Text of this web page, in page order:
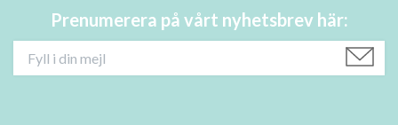
Prenumerera på vårt nyhetsbrev här: